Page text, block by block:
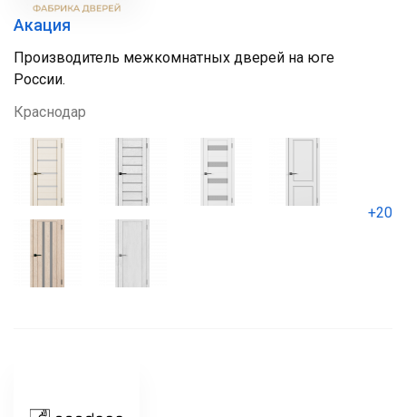
Акация
Производитель межкомнатных дверей на юге
России.
Краснодар
+20